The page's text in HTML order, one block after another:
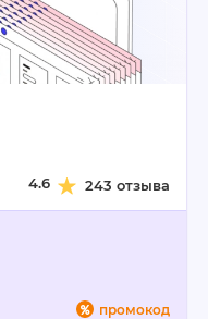
4.6 243 отзыва
промокод